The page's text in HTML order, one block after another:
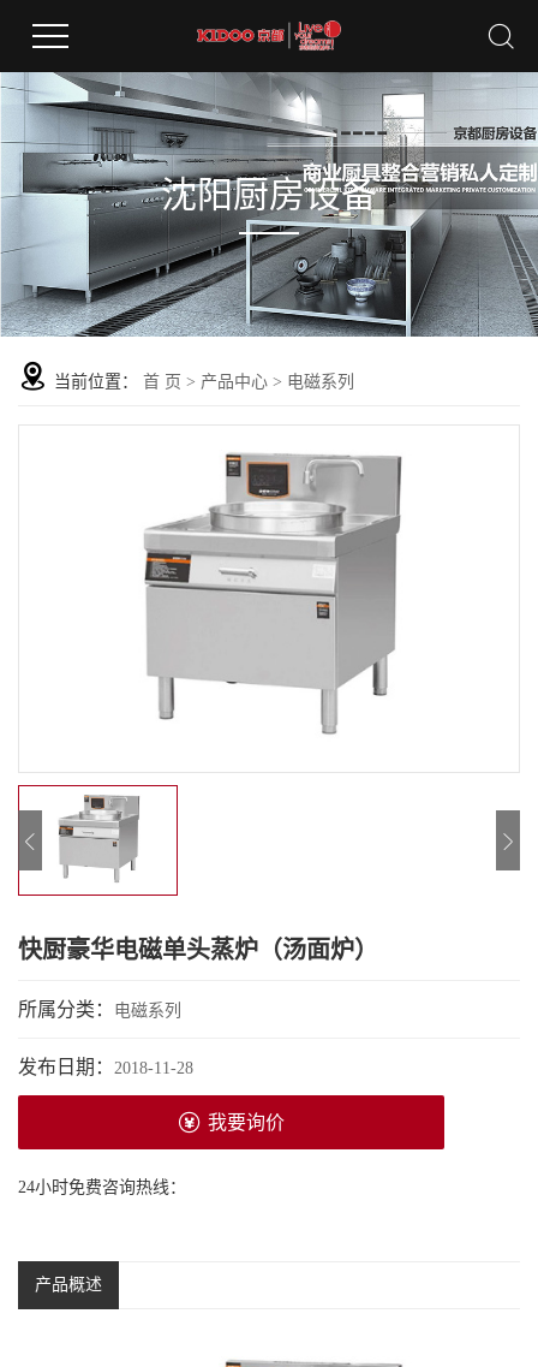
沈阳厨房设备
当前位置： 首 页 > 产品中心 > 电磁系列
快厨豪华电磁单头蒸炉（汤面炉）
所属分类： 电磁系列
发布日期： 2018-11-28
我要询价
24小时免费咨询热线：
产品概述